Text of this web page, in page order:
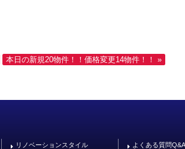
本日の新規20物件！！価格変更14物件！！ »
リノベーションスタイル よくある質問Q&A